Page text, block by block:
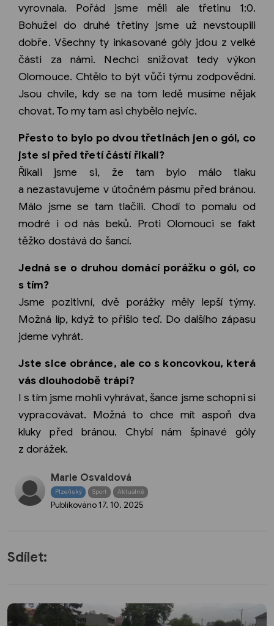
vyrovnala. Pořád jsme měli ale třetinu 1:0.
Bohužel do druhé třetiny jsme už nevstoupili
dobře. Všechny ty inkasované góly jdou z velké
části za námi. Nechci snižovat tedy výkon
Olomouce. Chtělo to být vůči týmu zodpovědní.
Jsou chvíle, kdy se na tom ledě musíme nějak
chovat. To my tam asi chybělo nejvíc.
Přesto to bylo po dvou třetinách jen o gól, co
jste si před třetí částí řikali?
Říkali jsme si, že tam bylo málo tlaku
a nezastavujeme v útočném pásmu před bránou.
Málo jsme se tam tlačili. Chodí to pomalu od
modré i od nás beků. Proti Olomouci se fakt
těžko dostává do šancí.
Jedná se o druhou domácí porážku o gól, co
s tím?
Jsme pozitivní, dvě porážky měly lepší týmy.
Možná líp, když to přišlo teď. Do dalšího zápasu
jdeme vyhrát.
Jste sice obránce, ale co s koncovkou, která
vás dlouhodobě trápí?
I s tím jsme mohli vyhrávat, šance jsme schopni si
vypracovávat. Možná to chce mít aspoň dva
kluky před bránou. Chybí nám špinavé góly
z dorážek.
Marie Osvaldová
Plzeňský Sport Aktuálně
Publikováno 17. 10. 2025
Sdílet: